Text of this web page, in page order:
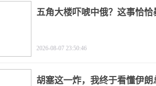
五角大楼吓唬中俄？这事恰
2026-08-07 23:50:46
胡塞这一炸，我终于看懂伊朗